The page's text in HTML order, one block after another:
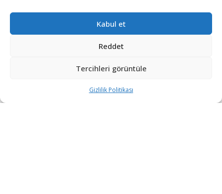
Kabul et
Reddet
Tercihleri görüntüle
Gizlilik Politikası
Sanayi ve Teknoloji Bakanı Mustafa Varank, Bartın Kültür